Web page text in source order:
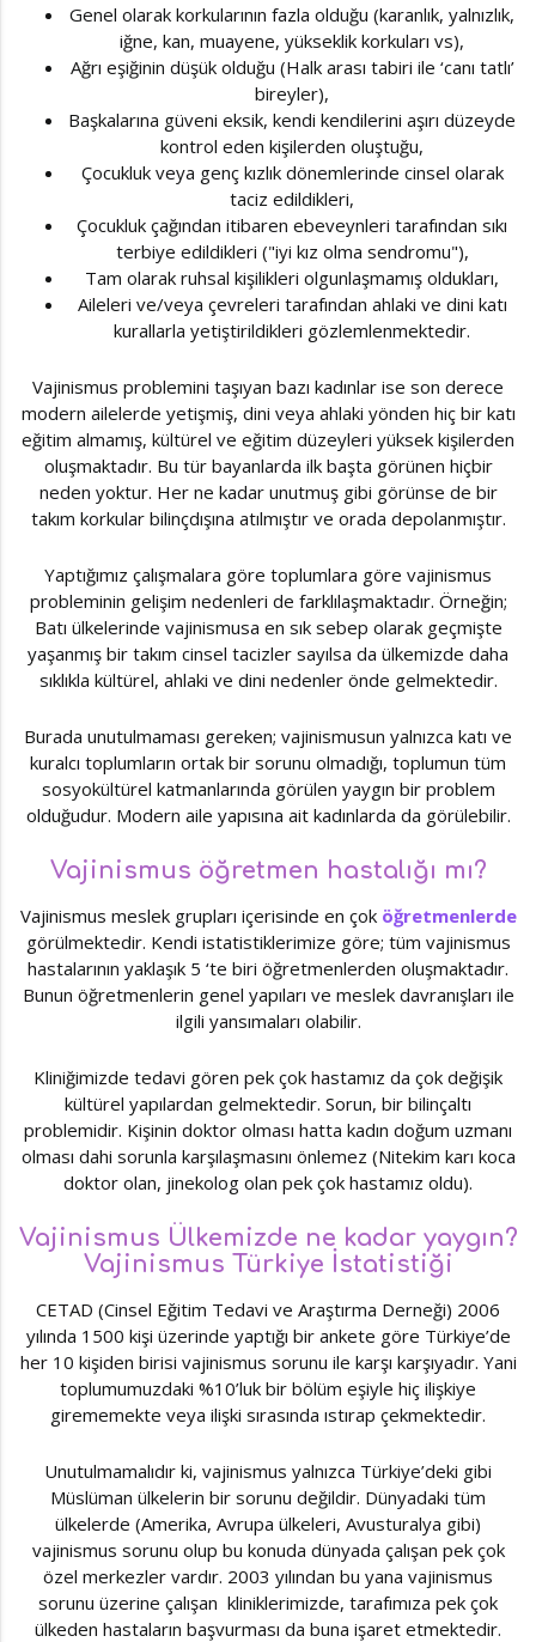
Genel olarak korkularının fazla olduğu (karanlık, yalnızlık,
iğne, kan, muayene, yükseklik korkuları vs),
Ağrı eşiğinin düşük olduğu (Halk arası tabiri ile ‘canı tatlı’
bireyler),
Başkalarına güveni eksik, kendi kendilerini aşırı düzeyde
kontrol eden kişilerden oluştuğu,
Çocukluk veya genç kızlık dönemlerinde cinsel olarak
taciz edildikleri,
Çocukluk çağından itibaren ebeveynleri tarafından sıkı
terbiye edildikleri ("iyi kız olma sendromu"),
Tam olarak ruhsal kişilikleri olgunlaşmamış oldukları,
Aileleri ve/veya çevreleri tarafından ahlaki ve dini katı
kurallarla yetiştirildikleri gözlemlenmektedir.
Vajinismus problemini taşıyan bazı kadınlar ise son derece
modern ailelerde yetişmiş, dini veya ahlaki yönden hiç bir katı
eğitim almamış, kültürel ve eğitim düzeyleri yüksek kişilerden
oluşmaktadır. Bu tür bayanlarda ilk başta görünen hiçbir
neden yoktur. Her ne kadar unutmuş gibi görünse de bir
takım korkular bilinçdışına atılmıştır ve orada depolanmıştır.
Yaptığımız çalışmalara göre toplumlara göre vajinismus
probleminin gelişim nedenleri de farklılaşmaktadır. Örneğin;
Batı ülkelerinde vajinismusa en sık sebep olarak geçmişte
yaşanmış bir takım cinsel tacizler sayılsa da ülkemizde daha
sıklıkla kültürel, ahlaki ve dini nedenler önde gelmektedir.
Burada unutulmaması gereken; vajinismusun yalnızca katı ve
kuralcı toplumların ortak bir sorunu olmadığı, toplumun tüm
sosyokültürel katmanlarında görülen yaygın bir problem
olduğudur. Modern aile yapısına ait kadınlarda da görülebilir.
Vajinismus öğretmen hastalığı mı?
Vajinismus meslek grupları içerisinde en çok öğretmenlerde
görülmektedir. Kendi istatistiklerimize göre; tüm vajinismus
hastalarının yaklaşık 5 ‘te biri öğretmenlerden oluşmaktadır.
Bunun öğretmenlerin genel yapıları ve meslek davranışları ile
ilgili yansımaları olabilir.
Kliniğimizde tedavi gören pek çok hastamız da çok değişik
kültürel yapılardan gelmektedir. Sorun, bir bilinçaltı
problemidir. Kişinin doktor olması hatta kadın doğum uzmanı
olması dahi sorunla karşılaşmasını önlemez (Nitekim karı koca
doktor olan, jinekolog olan pek çok hastamız oldu).
Vajinismus Ülkemizde ne kadar yaygın?
Vajinismus Türkiye İstatistiği
CETAD (Cinsel Eğitim Tedavi ve Araştırma Derneği) 2006
yılında 1500 kişi üzerinde yaptığı bir ankete göre Türkiye’de
her 10 kişiden birisi vajinismus sorunu ile karşı karşıyadır. Yani
toplumumuzdaki %10’luk bir bölüm eşiyle hiç ilişkiye
girememekte veya ilişki sırasında ıstırap çekmektedir.
Unutulmamalıdır ki, vajinismus yalnızca Türkiye’deki gibi
Müslüman ülkelerin bir sorunu değildir. Dünyadaki tüm
ülkelerde (Amerika, Avrupa ülkeleri, Avusturalya gibi)
vajinismus sorunu olup bu konuda dünyada çalışan pek çok
özel merkezler vardır. 2003 yılından bu yana vajinismus
sorunu üzerine çalışan kliniklerimizde, tarafımıza pek çok
ülkeden hastaların başvurması da buna işaret etmektedir.